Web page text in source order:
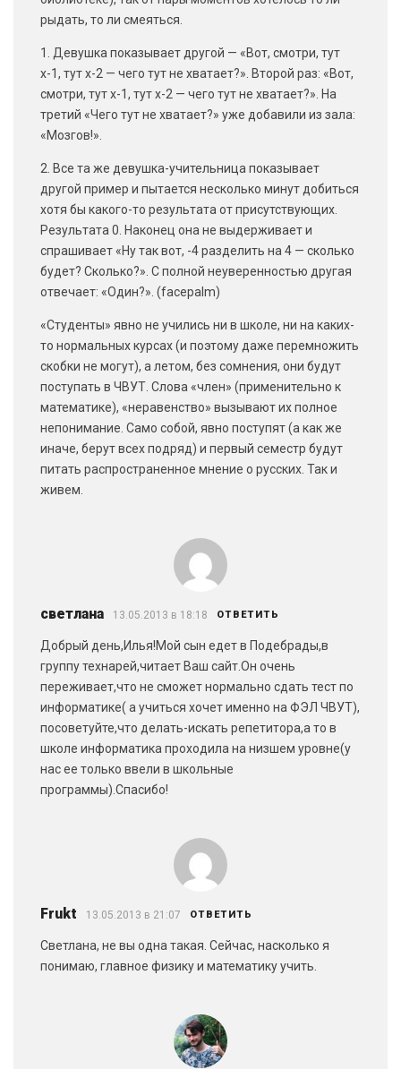
рыдать, то ли смеяться.
1. Девушка показывает другой — «Вот, смотри, тут
х-1, тут х-2 — чего тут не хватает?». Второй раз: «Вот,
смотри, тут х-1, тут х-2 — чего тут не хватает?». На
третий «Чего тут не хватает?» уже добавили из зала:
«Мозгов!».
2. Все та же девушка-учительница показывает
другой пример и пытается несколько минут добиться
хотя бы какого-то результата от присутствующих.
Результата 0. Наконец она не выдерживает и
спрашивает «Ну так вот, -4 разделить на 4 — сколько
будет? Сколько?». С полной неуверенностью другая
отвечает: «Один?». (facepalm)
«Студенты» явно не учились ни в школе, ни на каких-
то нормальных курсах (и поэтому даже перемножить
скобки не могут), а летом, без сомнения, они будут
поступать в ЧВУТ. Слова «член» (применительно к
математике), «неравенство» вызывают их полное
непонимание. Само собой, явно поступят (а как же
иначе, берут всех подряд) и первый семестр будут
питать распространенное мнение о русских. Так и
живем.
светлана 13.05.2013 в 18:18 ОТВЕТИТЬ
Добрый день,Илья!Мой сын едет в Подебрады,в
группу технарей,читает Ваш сайт.Он очень
переживает,что не сможет нормально сдать тест по
информатике( а учиться хочет именно на ФЭЛ ЧВУТ),
посоветуйте,что делать-искать репетитора,а то в
школе информатика проходила на низшем уровне(у
нас ее только ввели в школьные
программы).Спасибо!
Frukt 13.05.2013 в 21:07 ОТВЕТИТЬ
Светлана, не вы одна такая. Сейчас, насколько я
понимаю, главное физику и математику учить.